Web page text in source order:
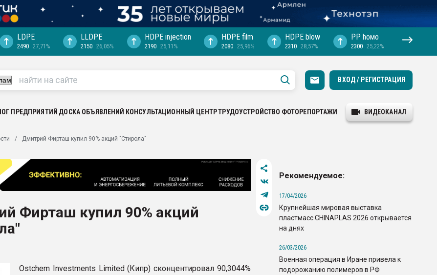
с.-в.
довольна
рынке
ПЭТ
для
цвет
LDPE
2490 27,71%
LLDPE
2150 26,05%
HDPE injection
2190 25,11%
HDPE film
2080 25,96%
HDPE blow
2310 28,57%
PP hомо
2300 25,22%
ВХОД / РЕГИСТРАЦИЯ
ПРЕДПРИЯТИЙ ДОСКА ОБЪЯВЛЕНИЙ КОНСУЛЬТАЦИОННЫЙ ЦЕНТРТРУДОУСТРОЙСТВО ФОТОРЕПОРТАЖИ ВИДЕОКАНАЛ
Дмитрий Фирташ купил 90% акций "Стирола"
Фирташ купил 90% акций
Ostchem Investments Limited (Кипр) сконцентировал 90,3044%
Рекомендуемое:
17/04/2026
Крупнейшая мировая выставка
пластмасс CHINAPLAS 2026 открывается
на днях
26/03/2026
Военная операция в Иране привела к
подорожанию полимеров в РФ